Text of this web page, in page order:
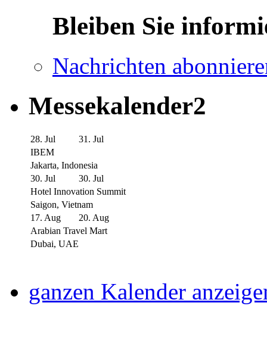
Bleiben Sie
Nachrichten
Messekalender2
28. Jul
31. Jul
IBEM
Jakarta, Indonesia
30. Jul
30. Jul
Hotel Innovation Summit
Saigon, Vietnam
17. Aug
20. Aug
Arabian Travel Mart
Dubai, UAE
ganzen Kalender